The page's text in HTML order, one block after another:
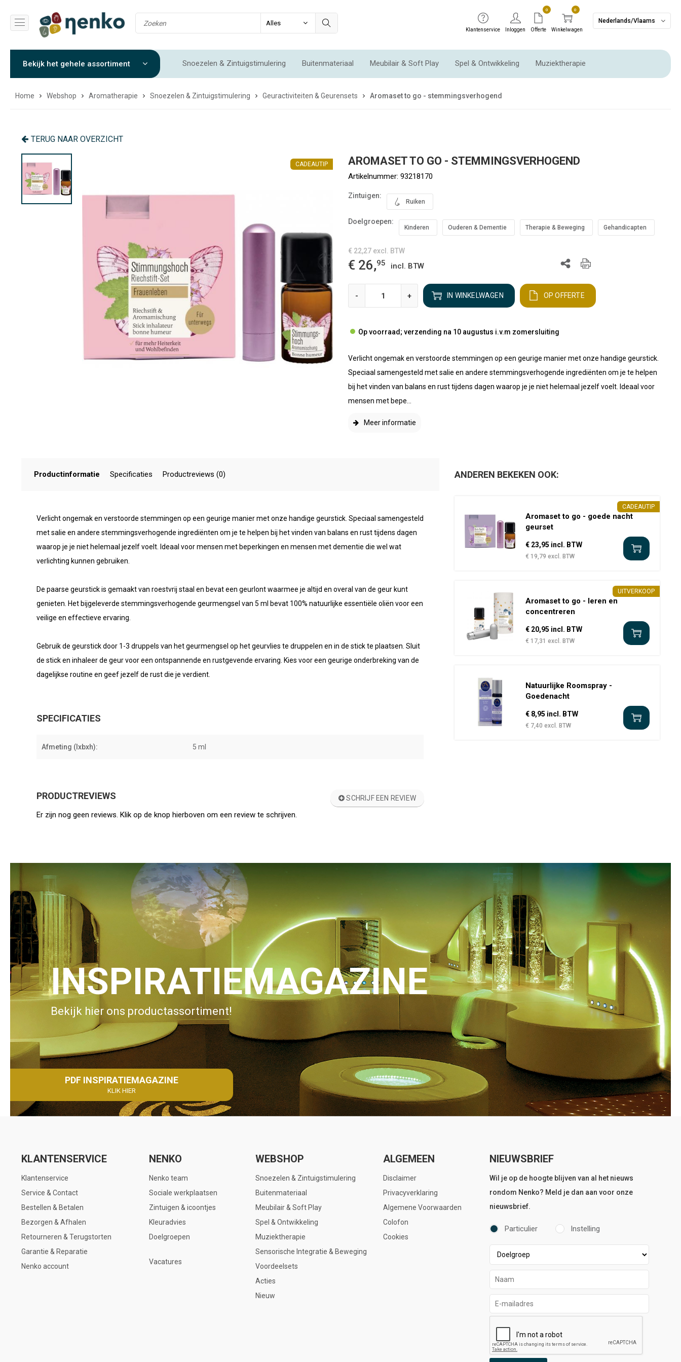
Klantenservice Inloggen
0
Offerte
0
Winkelwagen
Nederlands/Vlaams
Bekijk het gehele assortiment Snoezelen & Zintuigstimulering Buitenmateriaal Meubilair & Soft Play Spel & Ontwikkeling Muziektherapie
Sensorische Integratie & Beweging Voordeelsets Acties Nieuw
Home Webshop Aromatherapie Snoezelen & Zintuigstimulering Geuractiviteiten & Geurensets Aromaset to go - stemmingsverhogend
TERUG NAAR OVERZICHT
CADEAUTIP CADEAUTIP CADEAUTIP
AROMASET TO GO - STEMMINGSVERHOGEND
Artikelnummer: 93218170
Zintuigen:
Ruiken
Doelgroepen:
Kinderen Ouderen & Dementie Therapie & Beweging Gehandicapten
€ 22,27 excl. BTW
€ 26,95 incl. BTW
- + IN WINKELWAGEN OP OFFERTE
Op voorraad; verzending na 10 augustus i.v.m zomersluiting
Verlicht ongemak en verstoorde stemmingen op een geurige manier met onze handige geurstick.
Speciaal samengesteld met salie en andere stemmingsverhogende ingrediënten om je te helpen
bij het vinden van balans en rust tijdens dagen waarop je je niet helemaal jezelf voelt. Ideaal voor
mensen met bepe...
Meer informatie
Productinformatie Specificaties Productreviews (0)
Verlicht ongemak en verstoorde stemmingen op een geurige manier met onze handige geurstick. Speciaal samengesteld
met salie en andere stemmingsverhogende ingrediënten om je te helpen bij het vinden van balans en rust tijdens dagen
waarop je je niet helemaal jezelf voelt. Ideaal voor mensen met beperkingen en mensen met dementie die wel wat
verlichting kunnen gebruiken.
De paarse geurstick is gemaakt van roestvrij staal en bevat een geurlont waarmee je altijd en overal van de geur kunt
genieten. Het bijgeleverde stemmingsverhogende geurmengsel van 5 ml bevat 100% natuurlijke essentiële oliën voor een
veilige en effectieve ervaring.
Gebruik de geurstick door 1-3 druppels van het geurmengsel op het geurvlies te druppelen en in de stick te plaatsen. Sluit
de stick en inhaleer de geur voor een ontspannende en rustgevende ervaring. Kies voor een geurige onderbreking van de
dagelijkse routine en geef jezelf de rust die je verdient.
SPECIFICATIES
Afmeting (lxbxh): 5 ml
PRODUCTREVIEWS SCHRIJF EEN REVIEW
Er zijn nog geen reviews. Klik op de knop hierboven om een review te schrijven.
ANDEREN BEKEKEN OOK:
CADEAUTIP
Aromaset to go - goede nacht
geurset
€ 23,95 incl. BTW
€ 19,79 excl. BTW
UITVERKOOP
Aromaset to go - leren en
concentreren
€ 20,95 incl. BTW
€ 17,31 excl. BTW
Natuurlijke Roomspray -
Goedenacht
€ 8,95 incl. BTW
€ 7,40 excl. BTW
INSPIRATIEMAGAZINE
Bekijk hier ons productassortiment!
PDF INSPIRATIEMAGAZINE
KLIK HIER
KLANTENSERVICE
Klantenservice
Service & Contact
Bestellen & Betalen
Bezorgen & Afhalen
Retourneren & Terugstorten
Garantie & Reparatie
Nenko account
NENKO
Nenko team
Sociale werkplaatsen
Zintuigen & icoontjes
Kleuradvies
Doelgroepen
Vacatures
WEBSHOP
Snoezelen & Zintuigstimulering
Buitenmateriaal
Meubilair & Soft Play
Spel & Ontwikkeling
Muziektherapie
Sensorische Integratie & Beweging
Voordeelsets
Acties
Nieuw
ALGEMEEN
Disclaimer
Privacyverklaring
Algemene Voorwaarden
Colofon
Cookies
NIEUWSBRIEF
Wil je op de hoogte blijven van al het nieuws
rondom Nenko? Meld je dan aan voor onze
nieuwsbrief.
Particulier Instelling